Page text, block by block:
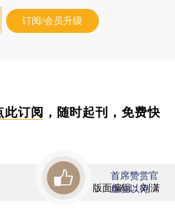
订阅/会员升级
此订阅 ，随时起刊，免费快
版面编辑：刘潇
首席赞赏官
虚位以待